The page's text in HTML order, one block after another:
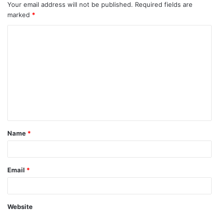
Your email address will not be published. Required fields are
marked *
t
*
Name *
Email *
Website